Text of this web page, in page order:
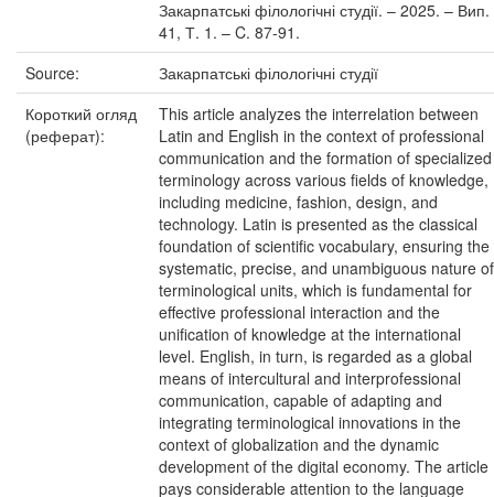
Закарпатські філологічні студії. – 2025. – Вип.
41, Т. 1. – C. 87-91.
Source:
Закарпатські філологічні студії
Короткий огляд
(реферат):
This article analyzes the interrelation between
Latin and English in the context of professional
communication and the formation of specialized
terminology across various fields of knowledge,
including medicine, fashion, design, and
technology. Latin is presented as the classical
foundation of scientific vocabulary, ensuring the
systematic, precise, and unambiguous nature of
terminological units, which is fundamental for
effective professional interaction and the
unification of knowledge at the international
level. English, in turn, is regarded as a global
means of intercultural and interprofessional
communication, capable of adapting and
integrating terminological innovations in the
context of globalization and the dynamic
development of the digital economy. The article
pays considerable attention to the language